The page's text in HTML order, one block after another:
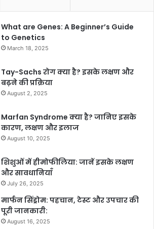
What are Genes: A Beginner’s Guide
to Genetics
March 18, 2025
Tay-Sachs रोग क्या है? इसके लक्षण और
बढ़ने की प्रक्रिया
August 2, 2025
Marfan Syndrome क्या है? जानिए इसके
कारण, लक्षण और इलाज
August 10, 2025
शिशुओं में हीमोफीलिया: जानें इसके लक्षण
और सावधानियाँ
July 26, 2025
मार्फन सिंड्रोम: पहचान, टेस्ट और उपचार की
पूरी जानकारी:
August 16, 2025